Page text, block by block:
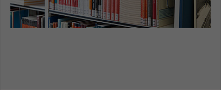
Laufzeit 1 Woche